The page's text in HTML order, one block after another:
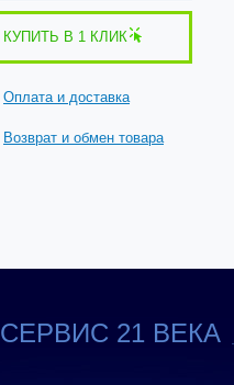
КУПИТЬ В 1 КЛИК
Оплата и доставка
Возврат и обмен товара
СЕРВИС 21 ВЕКА